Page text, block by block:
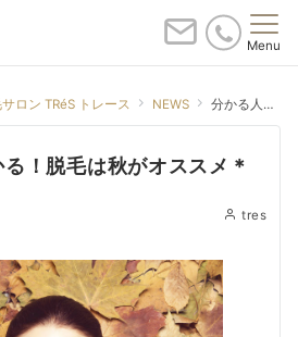
Menu
ロン TRéS トレース NEWS 分かる人には分かる！脱毛は秋がオススメ＊
！脱毛は秋がオススメ＊
tres